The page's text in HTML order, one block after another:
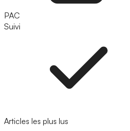
PAC
Suivi
Articles les plus lus